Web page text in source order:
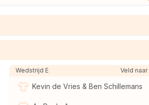
Wedstrijd E Veld
Kevin de Vries & Ben Schillemans